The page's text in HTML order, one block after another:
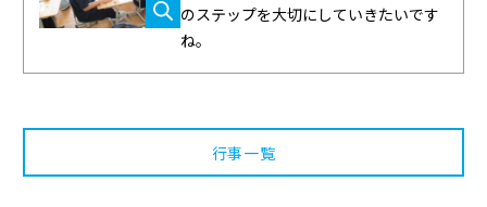
のステップを大切にしていきたいです
ね。
行事一覧